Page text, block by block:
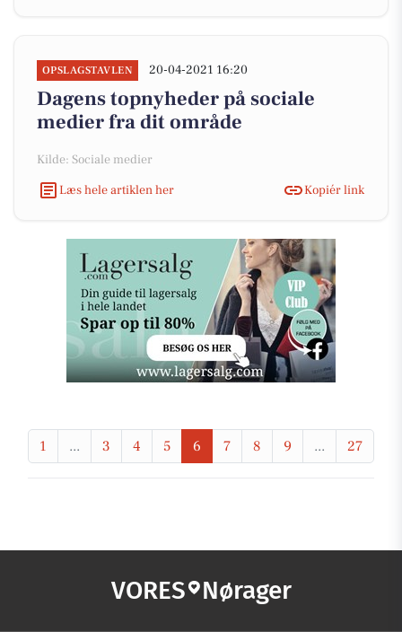
OPSLAGSTAVLEN 20-04-2021 16:20
Dagens topnyheder på sociale
medier fra dit område
Kilde: Sociale medier
Læs hele artiklen her
Kopiér link
1 ... 3 4 5 6 7 8 9 ... 27
VORES Nørager